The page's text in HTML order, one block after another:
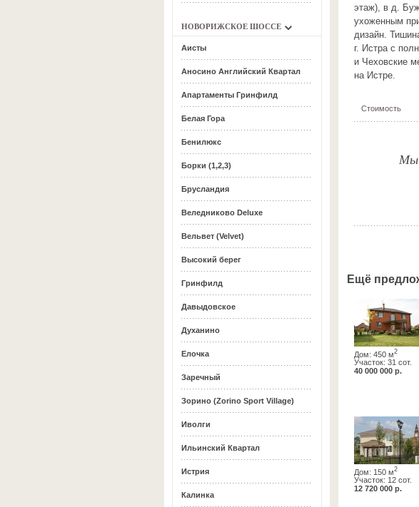
НОВОРИЖСКОЕ ШОССЕ
Аисты
Аносино Английский Квартал
Апартаменты Гринфилд
Белая Гора
Бенилюкс
Борки (1,2,3)
Брусландия
Веледниково Deluxe
Вельвет (Velvet)
Высокий берег
Гринфилд
Давыдовское
Духанино
Елочка
Заречный
Зорино (Zorino Sport Village)
Иволги
Ильинский Квартал
Истрия
Калинка
этаж), в д.
ухоженным
дизайн.
г. Истра с
и Чеховские
на Истре.
Стоимость
Мы
Ещё
Дом: 450 м2
Участок: 31 сот.
40 000 000 р.
Дом: 150 м2
Участок: 12 сот.
12 720 000 р.